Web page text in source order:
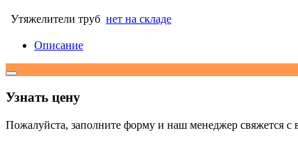
Утяжелители труб нет на складе
Описание
Узнать цену
Пожалуйста, заполните форму и наш менеджер свяжется с